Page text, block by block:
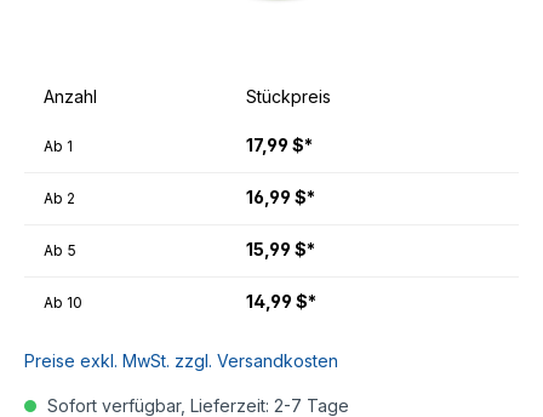
Anzahl Stückpreis
Ab 1 17,99 $*
Ab 2 16,99 $*
Ab 5 15,99 $*
Ab 10 14,99 $*
Preise exkl. MwSt. zzgl. Versandkosten
Sofort verfügbar, Lieferzeit: 2-7 Tage